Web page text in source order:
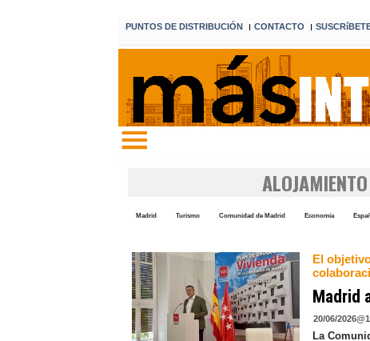
PUNTOS DE DISTRIBUCIÓN I CONTACTO I
ALOJAMIENTO
Madrid Turismo Comunidad de Madrid Economía
El
Madrid
20/06/2026@
La